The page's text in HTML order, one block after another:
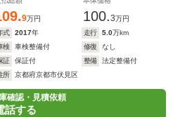
9万円 100.3万円
式
2017年 走行 5.0万km
検
車検整備付 修復
なし
証
保証付 整備
法定整備付
所
京都府京都市伏見区
確認・見積依頼
話する